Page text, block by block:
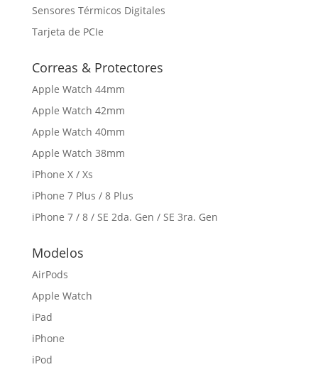
Sensores Térmicos Digitales
Tarjeta de PCIe
Correas & Protectores
Apple Watch 44mm
Apple Watch 42mm
Apple Watch 40mm
Apple Watch 38mm
iPhone X / Xs
iPhone 7 Plus / 8 Plus
iPhone 7 / 8 / SE 2da. Gen / SE 3ra. Gen
Modelos
AirPods
Apple Watch
iPad
iPhone
iPod